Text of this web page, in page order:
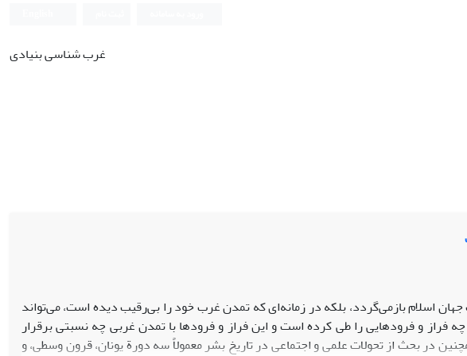
غرب شناسی بنیادی
اسلام بازمی‌گردد، بلکه در زمانه‌ای که تمدن غرب خود را بی‌رقیب دیده است، می‌تواند
فراز و فرودهایی را طی کرده است و این فراز و فرودها با تمدن غربی چه نسبتی برقرار
در بحث از تحولات علمی و اجتماعی در تاریخ بشر معمولاً سه دورة یونان، قرون وسطی، و